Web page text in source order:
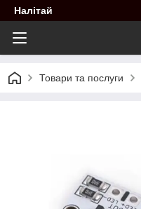
Налітай
Товари та послуги